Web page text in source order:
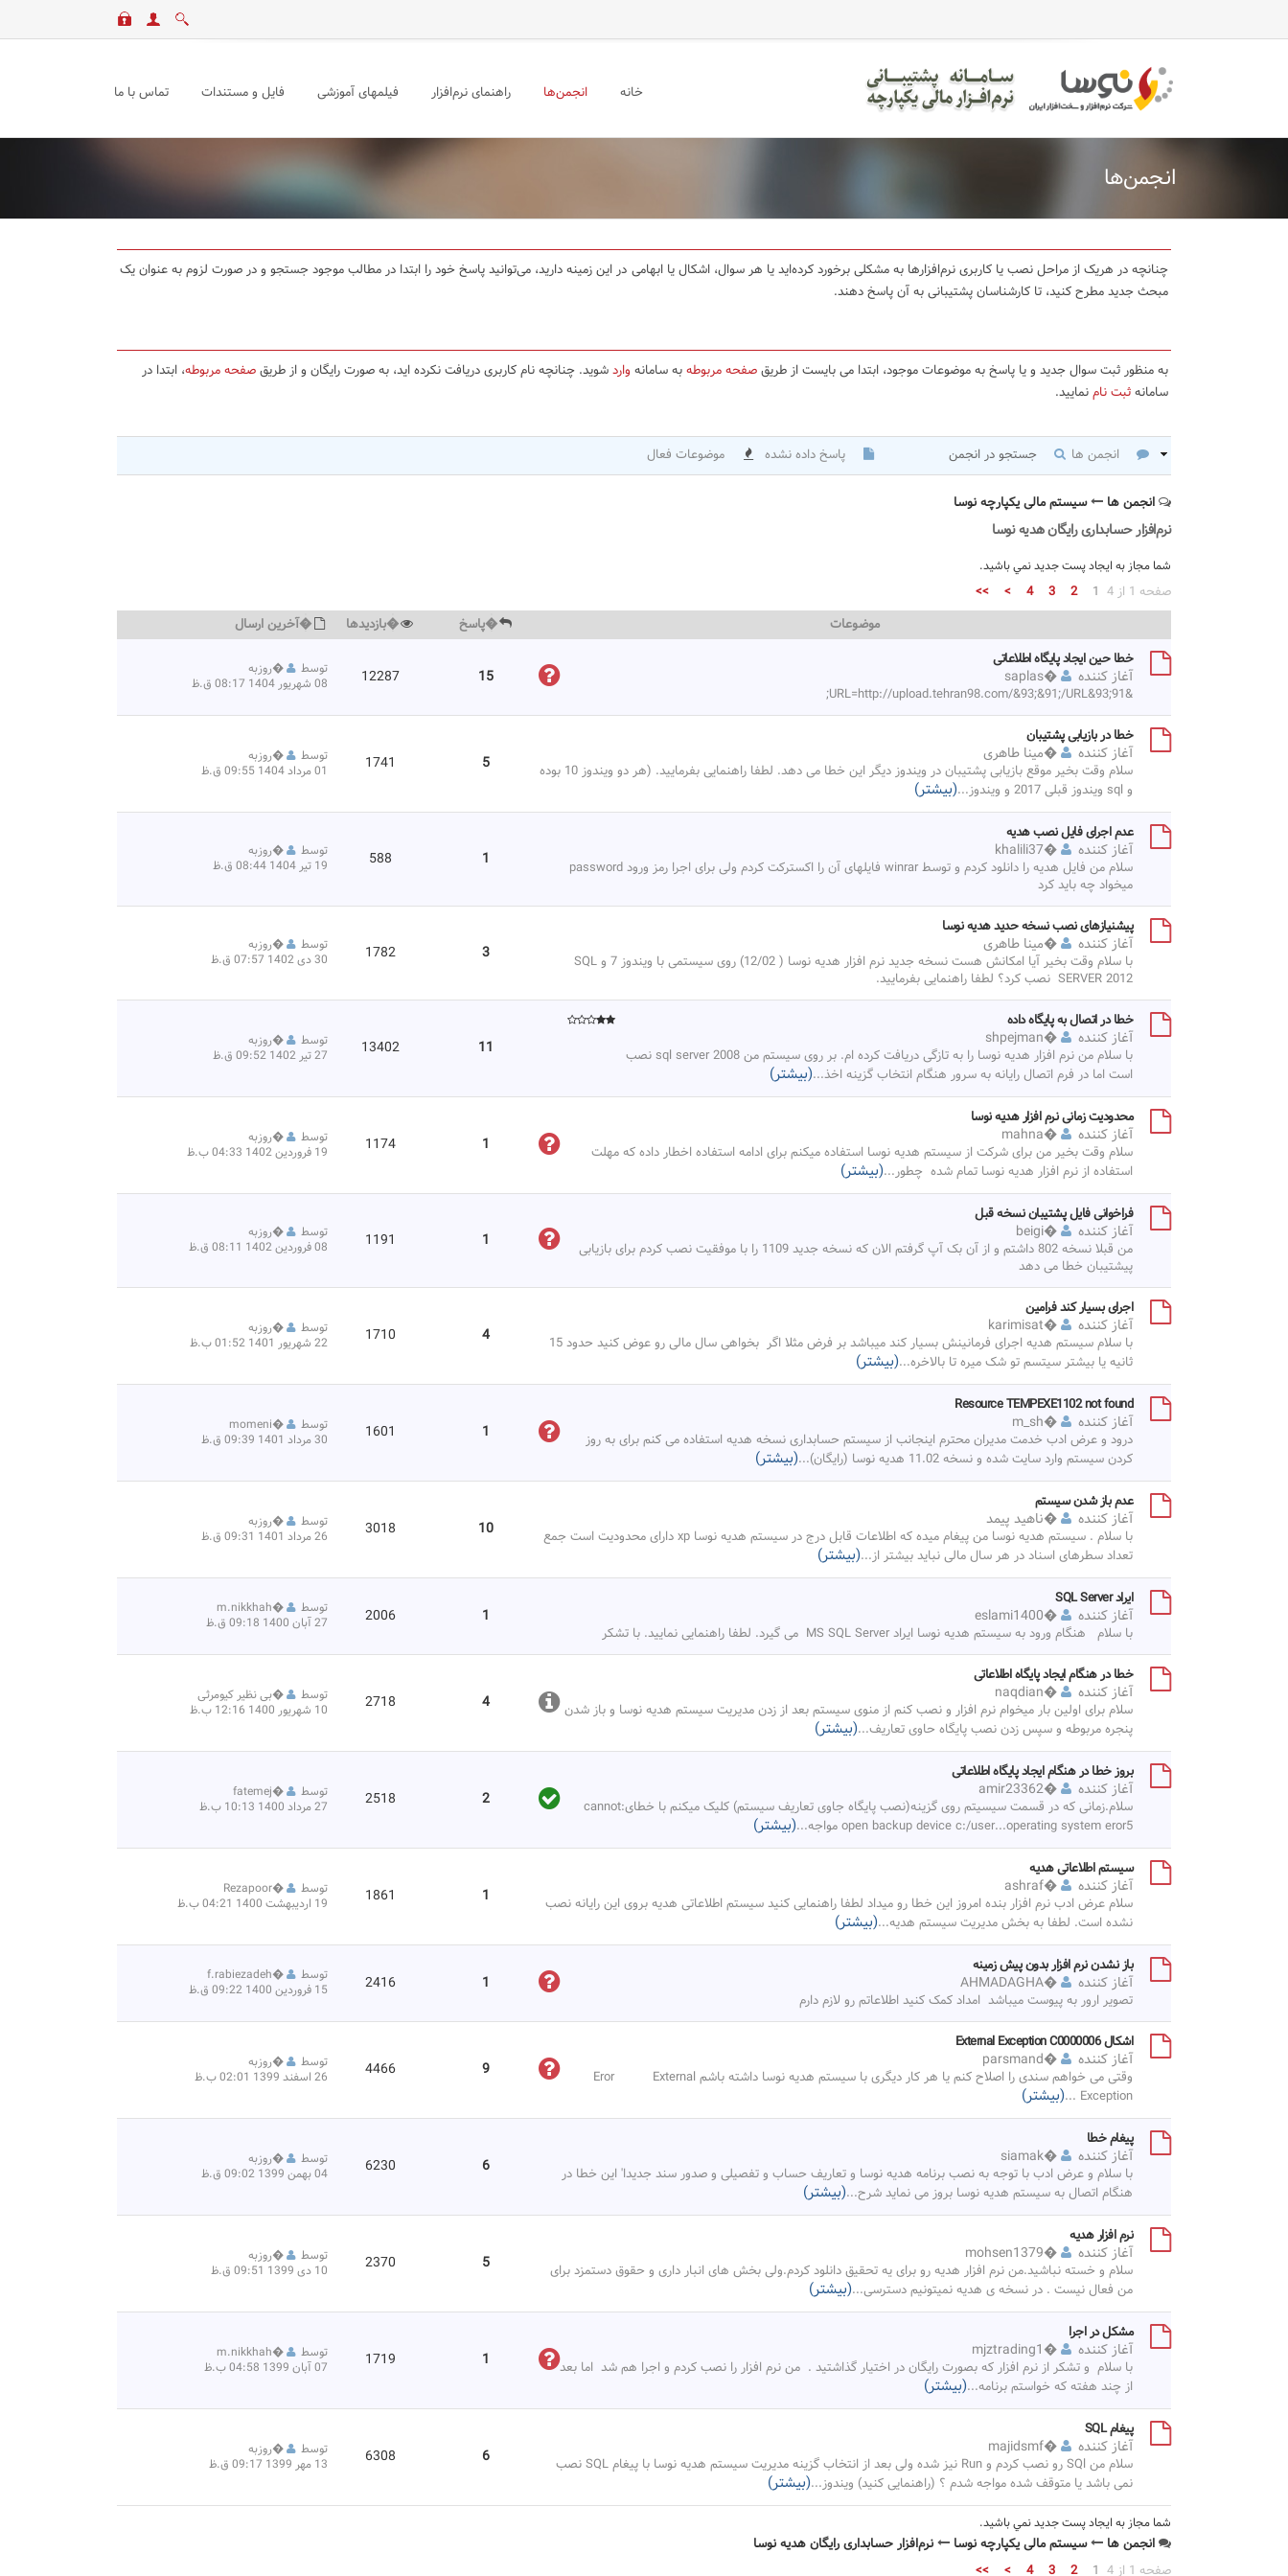
خانه انجمن‌ها راهنمای نرم‌افزار فیلمهای آموزشی فایل و مستندات تماس با ما
انجمن‌ها
چنانچه در هریک از مراحل نصب یا کاربری نرم‌افزارها به مشکلی برخورد کرده‌اید یا هر سوال، اشکال یا ابهامی در این زمینه دارید، می‌توانید پاسخ خود را ابتدا در مطالب موجود جستجو و در صورت لزوم به عنوان یک
مبحث جدید مطرح کنید، تا کارشناسان پشتیبانی به آن پاسخ دهند.
به منظور ثبت سوال جدید و یا پاسخ به موضوعات موجود، ابتدا می بایست از طریقصفحه مربوطهبه سامانه واردشوید. چنانچه نام کاربری دریافت نکرده اید، به صورت رایگان و از طریقصفحه مربوطه، ابتدا در
سامانهثبت نامنمایید.
انجمن ها جستجو در انجمن پاسخ داده نشده موضوعات فعال
انجمن ها سیستم مالی یکپارچه نوسا
نرم‌افزار حسابداری رایگان هدیه نوسا
شما مجاز به ايجاد پست جديد نمي باشيد.
صفحه 1 از 4 1
2
3
4
>
>>
موضوعات
�پاسخ �بازديدها
�آخرين ارسال
خطا حین ایجاد پایگاه اطلاعاتی
آغاز کننده �
saplas
&91;URL=http://upload.tehran98.com/&93;&91;/URL&93;
15
12287 توسط �روزبه
08 شهریور 1404 08:17 ق.ظ
خطا در بازیابی پشتیبان
آغاز کننده �مینا طاهری
سلام وقت بخیر موقع بازیابی پشتیبان در ویندوز دیگر این خطا می دهد. لطفا راهنمایی بفرمایید. (هر دو ویندوز 10 بوده
و sql ویندوز قبلی 2017 و ویندوز
...(بیشتر)
5
1741 توسط �روزبه
01 مرداد 1404 09:55 ق.ظ
عدم اجرای فایل نصب هدیه
آغاز کننده �
khalili37
میخواد چه باید کرد
1
588 توسط �روزبه
19 تیر 1404 08:44 ق.ظ
پیشنیازهای نصب نسخه حدید هدیه نوسا
آغاز کننده �مینا طاهری
با سلام وقت بخیر آیا امکانش هست نسخه جدید نرم افزار هدیه نوسا ( 12/02) روی سیستمی با ویندوز 7 و SQL
SERVER 2012 نصب کرد؟ لطفا راهنمایی بفرمایید.
3
1782 توسط �روزبه
30 دی 1402 07:57 ق.ظ
خطا در اتصال به پایگاه داده
آغاز کننده �
shpejman
با سلام من نرم افزار هدیه نوسا را به تازگی دریافت کرده ام. بر روی سیستم من sql server 2008 نصب
است اما در فرم اتصال رایانه به سرور هنگام انتخاب گزینه اخذ...(بیشتر)
11
13402 توسط �روزبه
27 تیر 1402 09:52 ق.ظ
محدودیت زمانی نرم افزار هدیه نوسا
آغاز کننده �
mahna
سلام وقت بخیر من برای شرکت از سیستم هدیه نوسا استفاده میکنم برای ادامه استفاده اخطار داده که مهلت
استفاده از نرم افزار هدیه نوسا تمام شده چطور...(بیشتر)
1
1174 توسط �روزبه
19 فروردین 1402 04:33 ب.ظ
فراخوانی فایل پشتیبان نسخه قبل
آغاز کننده �
beigi
من قبلا نسخه 802 داشتم و از آن بک آپ گرفتم الان که نسخه جدید 1109 را با موفقیت نصب کردم برای بازیابی
پیشتیبان خطا می دهد
1
1191 توسط �روزبه
08 فروردین 1402 08:11 ق.ظ
اجرای بسیار کند فرامین
آغاز کننده �
karimisat
با سلام سیستم هدیه اجرای فرمانینش بسیار کند میباشد بر فرض مثلا اگر بخواهی سال مالی رو عوض کنید حدود 15
ثانیه یا بیشتر سیتسم تو شک میره تا بالاخره...(بیشتر)
4
1710 توسط �روزبه
22 شهریور 1401 01:52 ب.ظ
Resource TEMPEXE1102 not found
آغاز کننده �
m_sh
درود و عرض ادب خدمت مدیران محترم اینجانب از سیستم حسابداری نسخه هدیه استفاده می کنم برای به روز
کردن سیستم وارد سایت شده و نسخه 11.02 هدیه نوسا (رایگان)
...(بیشتر)
1
1601 توسط �
momeni
30 مرداد 1401 09:39 ق.ظ
عدم باز شدن سیستم
آغاز کننده �ناهید پیمد
با سلام . سیستم هدیه نوسا من پیغام میده که اطلاعات قابل درج در سیستم هدیه نوسا xp دارای محدودیت است جمع
تعداد سطرهای اسناد در هر سال مالی نباید بیشتر از...(بیشتر)
10
3018 توسط �روزبه
26 مرداد 1401 09:31 ق.ظ
ایراد SQL Server
آغاز کننده �
eslami1400
با سلام هنگام ورود به سیستم هدیه نوسا ایراد MS SQL Server می گیرد. لطفا راهنمایی نمایید. با تشکر
1
2006 توسط �
m.nikkhah
27 آبان 1400 09:18 ق.ظ
خطا در هنگام ایجاد پایگاه اطلاعاتی
آغاز کننده �
naqdian
سلام برای اولین بار میخوام نرم افزار و نصب کنم از منوی سیستم بعد از زدن مدیریت سیستم هدیه نوسا و باز شدن
پنجره مربوطه و سپس زدن نصب پایگاه حاوی تعاریف...(بیشتر)
4
2718 توسط �بی نظیر کیومرثی
10 شهریور 1400 12:16 ب.ظ
بروز خطا در هنگام ایجاد پایگاه اطلاعاتی
آغاز کننده �
amir23362
سلام.زمانی که در قسمت سیسیتم روی گزینه(نصب پایگاه جاوی تعاریف سیستم) کلیک میکنم با خطای:cannot
open backup device c:/user...operating system eror5 مواجه
...(بیشتر)
2
2518 توسط �
fatemej
27 مرداد 1400 10:13 ب.ظ
سیستم اطلاعاتی هدیه
آغاز کننده �
ashraf
سلام عرض ادب نرم افزار بنده امروز این خطا رو میداد لطفا راهنمایی کنید سیستم اطلاعاتی هدیه بروی این رایانه نصب
نشده است. لطفا به بخش مدیریت سیستم هدیه...(بیشتر)
1
1861 توسط �
Rezapoor
19 اردیبهشت 1400 04:21 ب.ظ
باز نشدن نرم افزار بدون پیش زمینه
آغاز کننده �
AHMADAGHA
تصویر ارور به پیوست میباشد امداد کمک کنید اطلاعاتم رو لازم دارم
1
2416 توسط �
f.rabiezadeh
15 فروردین 1400 09:22 ق.ظ
اشکال External Exception C0000006
آغاز کننده �
parsmand
وقتی می خواهم سندی را اصلاح کنم یا هر کار دیگری با سیستم هدیه نوسا داشته باشم Eror External
Exception
...(بیشتر)
9
4466 توسط �روزبه
26 اسفند 1399 02:01 ب.ظ
پیغام خطا
آغاز کننده �
siamak
با سلام و عرض ادب با توجه به نصب برنامه هدیه نوسا و تعاریف حساب و تفصیلی و صدور سند جدیدا' این خطا در
هنگام اتصال به سیستم هدیه نوسا بروز می نماید شرح...(بیشتر)
6
6230 توسط �روزبه
04 بهمن 1399 09:02 ق.ظ
نرم افزار هدیه
آغاز کننده �
mohsen1379
سلام و خسته نباشید.من نرم افزار هدیه رو برای یه تحقیق دانلود کردم.ولی بخش های انبار داری و حقوق دستمزد برای
من فعال نیست . در نسخه ی هدیه نمیتونیم دسترسی...(بیشتر)
5
2370 توسط �روزبه
10 دی 1399 09:51 ق.ظ
مشكل در اجرا
آغاز کننده �
mjztrading1
با سلام و تشكر از نرم افزار كه بصورت رايگان در اختيار گذاشتيد . من نرم افزار را نصب كردم و اجرا هم شد اما بعد
از چند هفته كه خواستم برنامه...(بیشتر)
1
1719 توسط �
m.nikkhah
07 آبان 1399 04:58 ب.ظ
پیغام SQL
آغاز کننده �
majidsmf
سلام من SQl رو نصب کردم و Run نیز شده ولی بعد از انتخاب گزینه مدیریت سیستم هدیه نوسا با پیغام SQL نصب
نمی باشد یا متوقف شده مواجه شدم ؟ (راهنمایی کنید) ویندوز...(بیشتر)
6
6308 توسط �روزبه
13 مهر 1399 09:17 ق.ظ
شما مجاز به ايجاد پست جديد نمي باشيد.
انجمن ها سیستم مالی یکپارچه نوسا
نرم‌افزار حسابداری رایگان هدیه نوسا
صفحه 1 از 4
1
2
3
4
>
>>